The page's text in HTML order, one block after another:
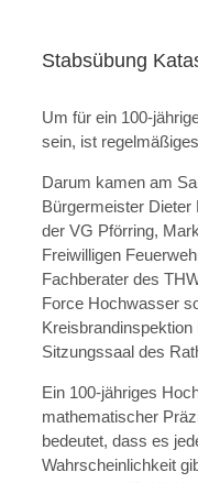
Stabsübung
Um für ein 100-
sein, ist
Darum kamen am
Bürgermeister Dieter
der VG Pförring,
Freiwilligen
Fachberater des
Force Hochwasser
Sitzungssaal des
Ein 100-jähriges
mathematischer
bedeutet, dass es
Wahrscheinlichkeit